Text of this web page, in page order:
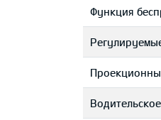
Функция